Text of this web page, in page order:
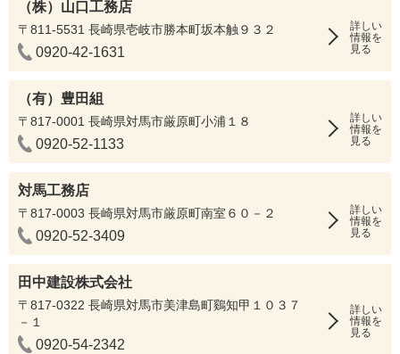
（株）山口工務店
〒811-5531 長崎県壱岐市勝本町坂本触９３２
0920-42-1631
詳しい
情報を
見る
（有）豊田組
〒817-0001 長崎県対馬市厳原町小浦１８
0920-52-1133
詳しい
情報を
見る
対馬工務店
〒817-0003 長崎県対馬市厳原町南室６０－２
0920-52-3409
詳しい
情報を
見る
田中建設株式会社
〒817-0322 長崎県対馬市美津島町鷄知甲１０３７
－１
0920-54-2342
詳しい
情報を
見る